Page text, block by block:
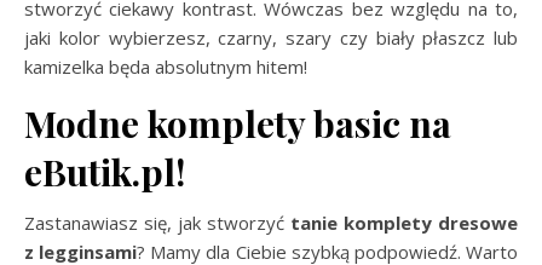
stworzyć ciekawy kontrast. Wówczas bez względu na to,
jaki kolor wybierzesz, czarny, szary czy biały płaszcz lub
kamizelka będa absolutnym hitem!
Modne komplety basic na
eButik.pl!
Zastanawiasz się, jak stworzyć tanie komplety dresowe
z legginsami? Mamy dla Ciebie szybką podpowiedź. Warto